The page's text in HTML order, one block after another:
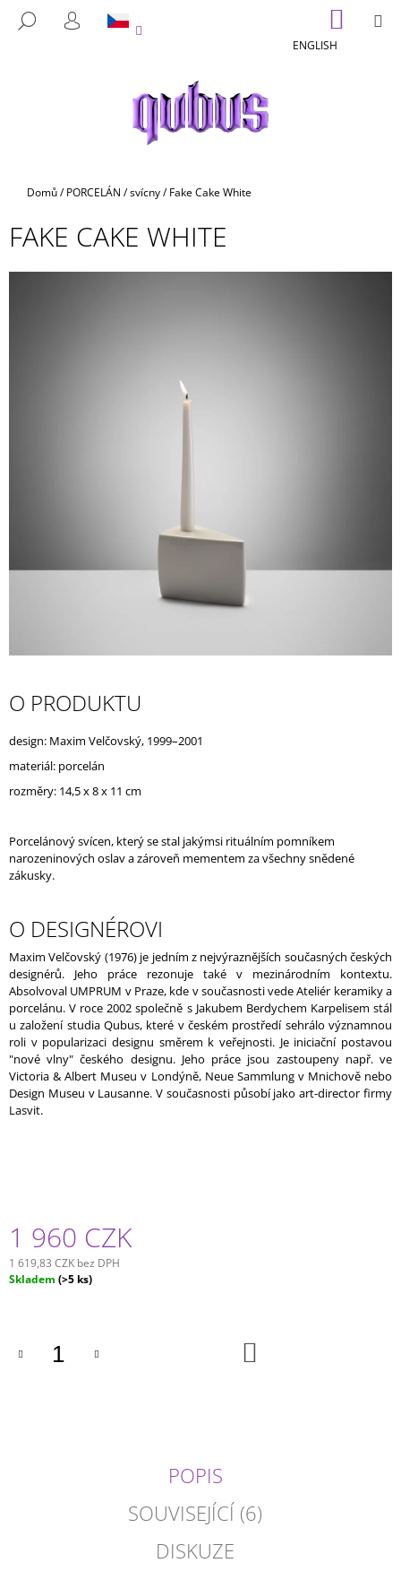
HLEDAT
PŘIHLÁŠENÍ KOŠÍK
Domů/ PORCELÁN /svícny/ Fake Cake White
FAKE CAKE WHITE
O PRODUKTU
design: Maxim Velčovský, 1999–2001
materiál: porcelán
rozměry: 14,5 x 8 x 11 cm
Porcelánový svícen, který se stal jakýmsi rituálním pomníkem
narozeninových oslav a zároveň mementem za všechny snědené
zákusky.
O DESIGNÉROVI
Maxim Velčovský (1976) je jedním z nejvýraznějších současných českých
designérů. Jeho práce rezonuje také v mezinárodním kontextu.
Absolvoval UMPRUM v Praze, kde v současnosti vede Ateliér keramiky a
porcelánu. V roce 2002 společně s Jakubem Berdychem Karpelisem stál
u založení studia Qubus, které v českém prostředí sehrálo významnou
roli v popularizaci designu směrem k veřejnosti. Je iniciační postavou
"nové vlny" českého designu. Jeho práce jsou zastoupeny např. ve
Victoria & Albert Museu v Londýně, Neue Sammlung v Mnichově nebo
Design Museu v Lausanne. V současnosti působí jako art-director firmy
Lasvit.
1 960 CZK
1 619,83 CZK bez DPH
Měrná
Skladem (>5 ks)
POPIS
SOUVISEJÍCÍ (6)
DISKUZE
T
E
O
P
O
R
U
Č
U
E
M
E
VASE
WITH
PINK
LOVE
/
WHITE
ENGLISH